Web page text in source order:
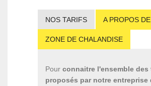
NOS TARIFS A PROPOS
ZONE DE CHALANDISE
Pour connaitre l'ensemble des
proposés par notre entreprise